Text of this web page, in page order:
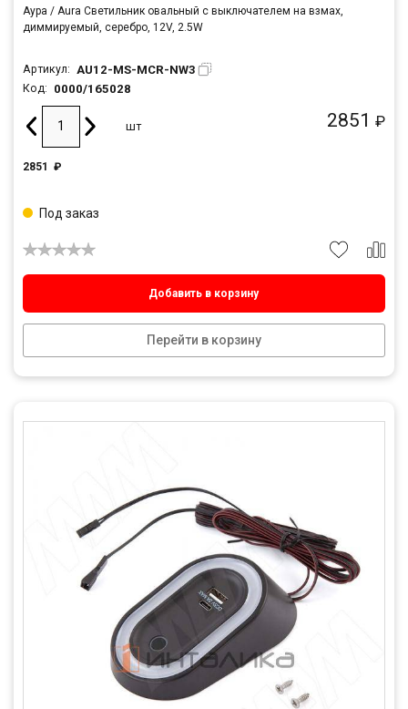
Аура / Aura Светильник овальный с выключателем на взмах,
диммируемый, серебро, 12V, 2.5W
Артикул: AU12-MS-MCR-NW3
Код: 0000/165028
2851 ₽
шт
2851 ₽
Добавить в корзину
Перейти в корзину
Под заказ